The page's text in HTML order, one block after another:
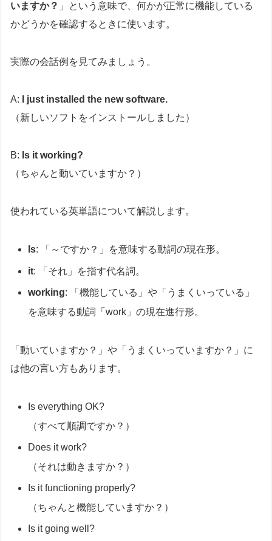
いますか？ 」という意味で、何かが正常に機能している
かどうかを確認するときに使います。
実際の会話例を見てみましょう。
A:
I just installed the new software.
（新しいソフトをインストールしました）
B: Is it working?
（ちゃんと動いていますか？）
使われている英単語について解説します。
Is: 「～ですか？」を意味する動詞の現在形。
it: 「それ」を指す代名詞。
working: 「機能している」や「うまくいっている」
を意味する動詞「work」の現在進行形。
「動いていますか？」や「うまくいっていますか？」に
は他の言い方もあります。
Is everything OK?
（すべて順調ですか？）
Does it work?
（それは動きますか？）
Is it functioning properly?
（ちゃんと機能していますか？）
Is it going well?